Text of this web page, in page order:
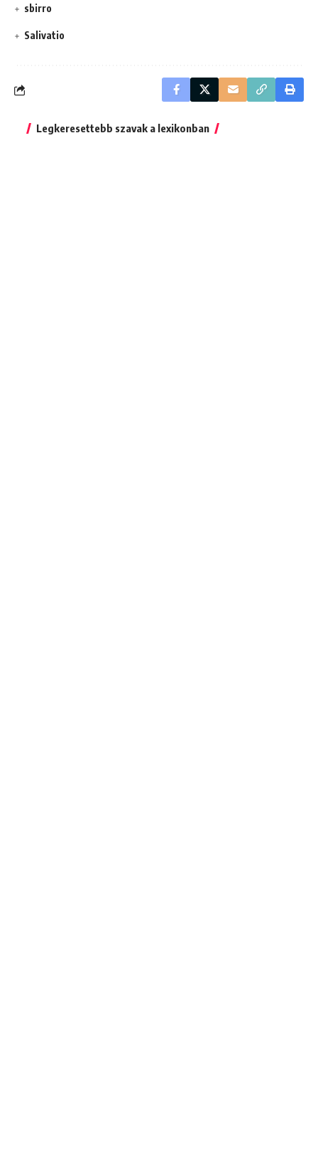
sbirro
Salivatio
Legkeresettebb szavak a lexikonban